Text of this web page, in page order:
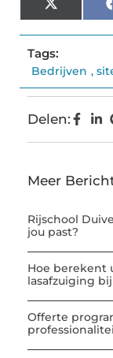
X
Tags:
Bedrijven ,
Delen:
Meer
Rijschool
jou past?
Hoe berekent
lasafzuiging
Offerte